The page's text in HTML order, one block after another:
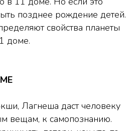
позднее рождение детей.
свойства планеты
доме.
Лагнеша даст человеку
вещам, к самопознанию.